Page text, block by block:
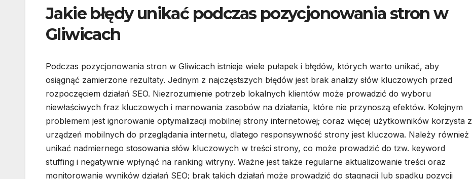
Jakie błędy unikać podczas pozycjonowania stron w
Gliwicach
Podczas pozycjonowania stron w Gliwicach istnieje wiele pułapek i błędów, których warto unikać, aby
osiągnąć zamierzone rezultaty. Jednym z najczęstszych błędów jest brak analizy słów kluczowych przed
rozpoczęciem działań SEO. Niezrozumienie potrzeb lokalnych klientów może prowadzić do wyboru
niewłaściwych fraz kluczowych i marnowania zasobów na działania, które nie przynoszą efektów. Kolejnym
problemem jest ignorowanie optymalizacji mobilnej strony internetowej; coraz więcej użytkowników korzysta z
urządzeń mobilnych do przeglądania internetu, dlatego responsywność strony jest kluczowa. Należy również
unikać nadmiernego stosowania słów kluczowych w treści strony, co może prowadzić do tzw. keyword
stuffing i negatywnie wpłynąć na ranking witryny. Ważne jest także regularne aktualizowanie treści oraz
monitorowanie wyników działań SEO; brak takich działań może prowadzić do stagnacji lub spadku pozycji